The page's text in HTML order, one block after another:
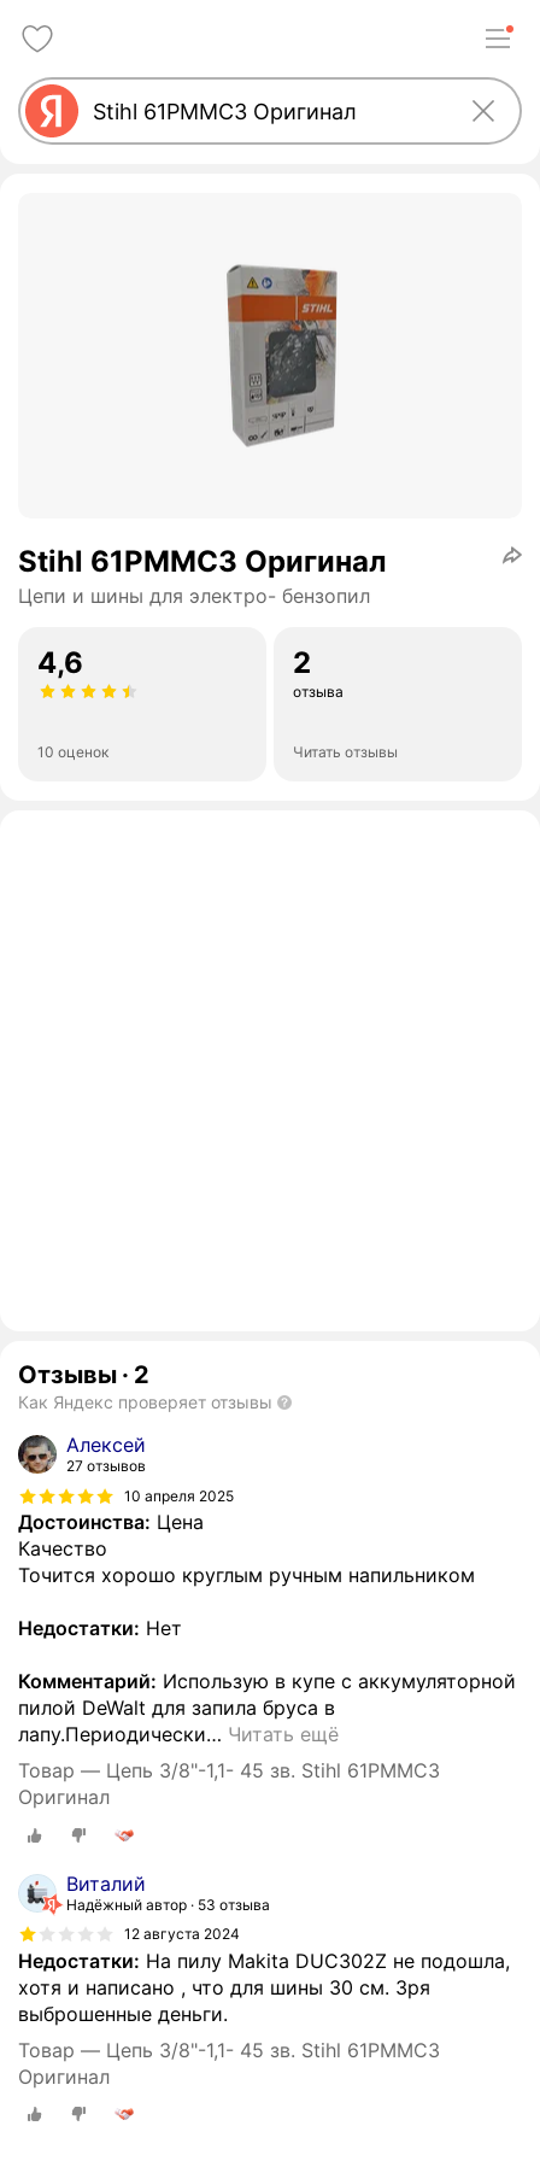
Stihl 61PMMC3 Оригинал
Цепи и шины для электро- бензопил
4,6
10 оценок
2
отзыва
Читать отзывы
Отзывы · 2
Как Яндекс проверяет отзывы
Алексей
27 отзывов
10 апреля 2025
Достоинства: Цена
Качество
Точится хорошо круглым ручным напильником
Недостатки: Нет
Комментарий: Использую в купе с аккумуляторной
пилой DeWalt для запила бруса в
лапу.Периодически… Читать ещё
Товар — Цепь 3/8"-1,1- 45 зв. Stihl 61PMMC3
Оригинал
Виталий
Надёжный автор
53 отзыва
12 августа 2024
Недостатки: На пилу Makita DUC302Z не подошла,
хотя и написано , что для шины 30 см. Зря
выброшенные деньги.
Товар — Цепь 3/8"-1,1- 45 зв. Stihl 61PMMC3
Оригинал